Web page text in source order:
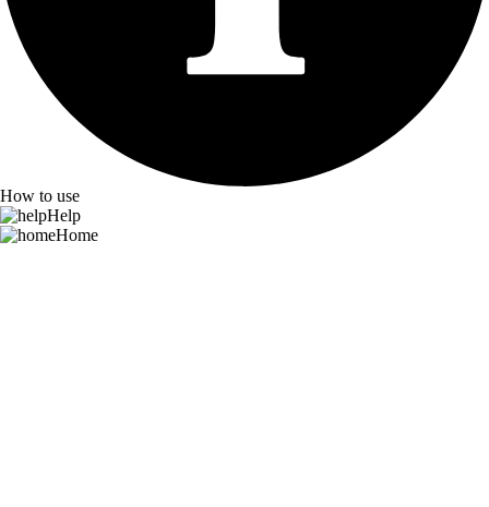
How to use
Help
Home